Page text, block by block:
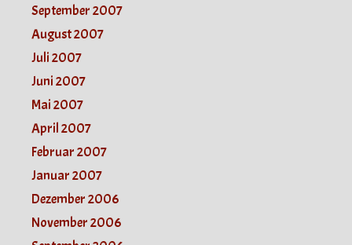
September 2007
August 2007
Juli 2007
Juni 2007
Mai 2007
April 2007
Februar 2007
Januar 2007
Dezember 2006
November 2006